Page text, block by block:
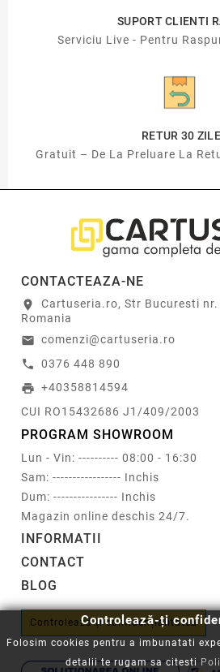
SUPORT CLIENTI
Serviciu Live - Pentru
RETUR 30 ZILE
Gratuit – De La Preluare La
CONTACTEAZA-NE
location_on
Cartuseria.ro, Str Bucuresti
Romania
email comenzi@cartuseria.ro
call 0376 448 890
print +40358814594
CUI RO15432686 J1/409/2003
PROGRAM SHOWROOM
Lun - Vin: ---------- 08:00 - 16:30
Sam: ----------------- Inchis
Dum: ---------------- Inchis
Magazin online deschis 24/7.
INFORMATII
CONTACT
BLOG
Controlează-ți confidențialitatea
Controlează-ți
Folosim cookies pentru a imbunatati
detalii te rugam sa citesti